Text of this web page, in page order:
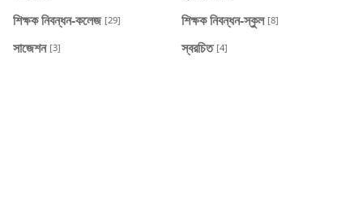
শিক্ষক নিবন্ধন-কলেজ [29] শিক্ষক নিবন্ধন-স্কুল [8]
সাজেশন [3] স্বরচিত [4]